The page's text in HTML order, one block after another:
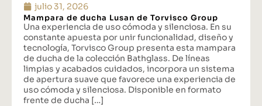
julio 31, 2026
Mampara de ducha Lusan de Torvisco Group
Una experiencia de uso cómoda y silenciosa. En su
constante apuesta por unir funcionalidad, diseño y
tecnología, Torvisco Group presenta esta mampara
de ducha de la colección Bathglass. De líneas
limpias y acabados cuidados, incorpora un sistema
de apertura suave que favorece una experiencia de
uso cómoda y silenciosa. Disponible en formato
frente de ducha […]